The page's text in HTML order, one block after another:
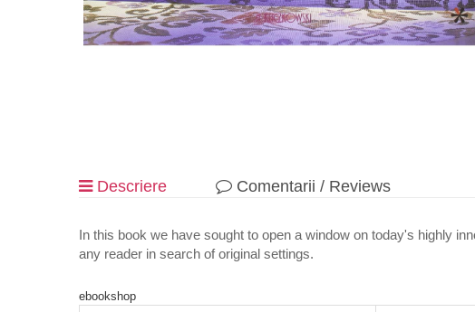
Descriere Comentarii / Reviews
In this book we have sought to open a window on today's highly
any reader in search of original settings.
ebookshop